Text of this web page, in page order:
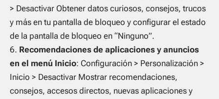
> Desactivar Obtener datos curiosos, consejos, trucos
y más en tu pantalla de bloqueo y configurar el estado
de la pantalla de bloqueo en “Ninguno”.
Recomendaciones de aplicaciones y anuncios
en el menú Inicio: Configuración > Personalización >
Inicio > Desactivar Mostrar recomendaciones,
consejos, accesos directos, nuevas aplicaciones y